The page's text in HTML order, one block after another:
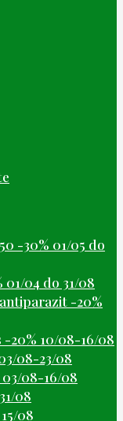
-30% 01/05 do
04 do 31/08
-20%
20% 10/08-16/08
08-23/08
08-16/08
08
08